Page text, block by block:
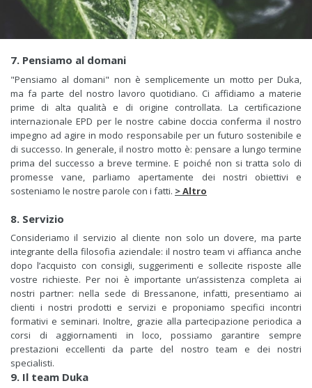
7. Pensiamo al domani
"Pensiamo al domani" non è semplicemente un motto per Duka,
ma fa parte del nostro lavoro quotidiano.Ci affidiamo a materie
prime di alta qualità e di origine controllata. La certificazione
internazionaleEPD per le nostre cabine doccia conferma il nostro
impegno ad agire in modo responsabile per un futuro sostenibile e
di successo. In generale, il nostro motto è: pensare a lungo termine
prima del successo a breve termine. E poiché non si tratta solo di
promesse vane, parliamo apertamente dei nostri obiettivi e
sosteniamo le nostre parole con i fatti. >Altro
8. Servizio
Consideriamo il servizio al cliente non solo un dovere, ma parte
integrante della filosofia aziendale: il nostro team vi affianca anche
dopo l’acquisto con consigli, suggerimenti e sollecite risposte alle
vostre richieste. Per noi è importante un’assistenza completa ai
nostri partner: nella sede di Bressanone, infatti, presentiamo ai
clienti i nostri prodotti e servizi e proponiamo specifici incontri
formativi e seminari. Inoltre, grazie alla partecipazione periodica a
corsi di aggiornamenti in loco, possiamo garantire sempre
prestazioni eccellenti da parte del nostro team e dei nostri
specialisti.
9. Il team Duka